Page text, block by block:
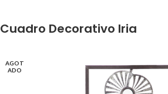
Cuadro Decorativo Iria
AGOT
ADO